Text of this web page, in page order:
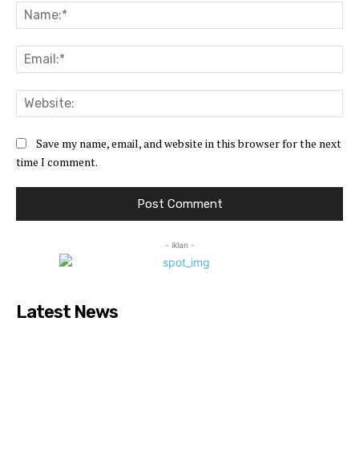
Save my name, email, and website in this browser for the next
time I comment.
- iklan -
Latest News